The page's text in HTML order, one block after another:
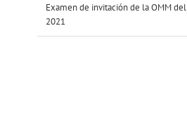
Examen de invitación de la OMM del
2021